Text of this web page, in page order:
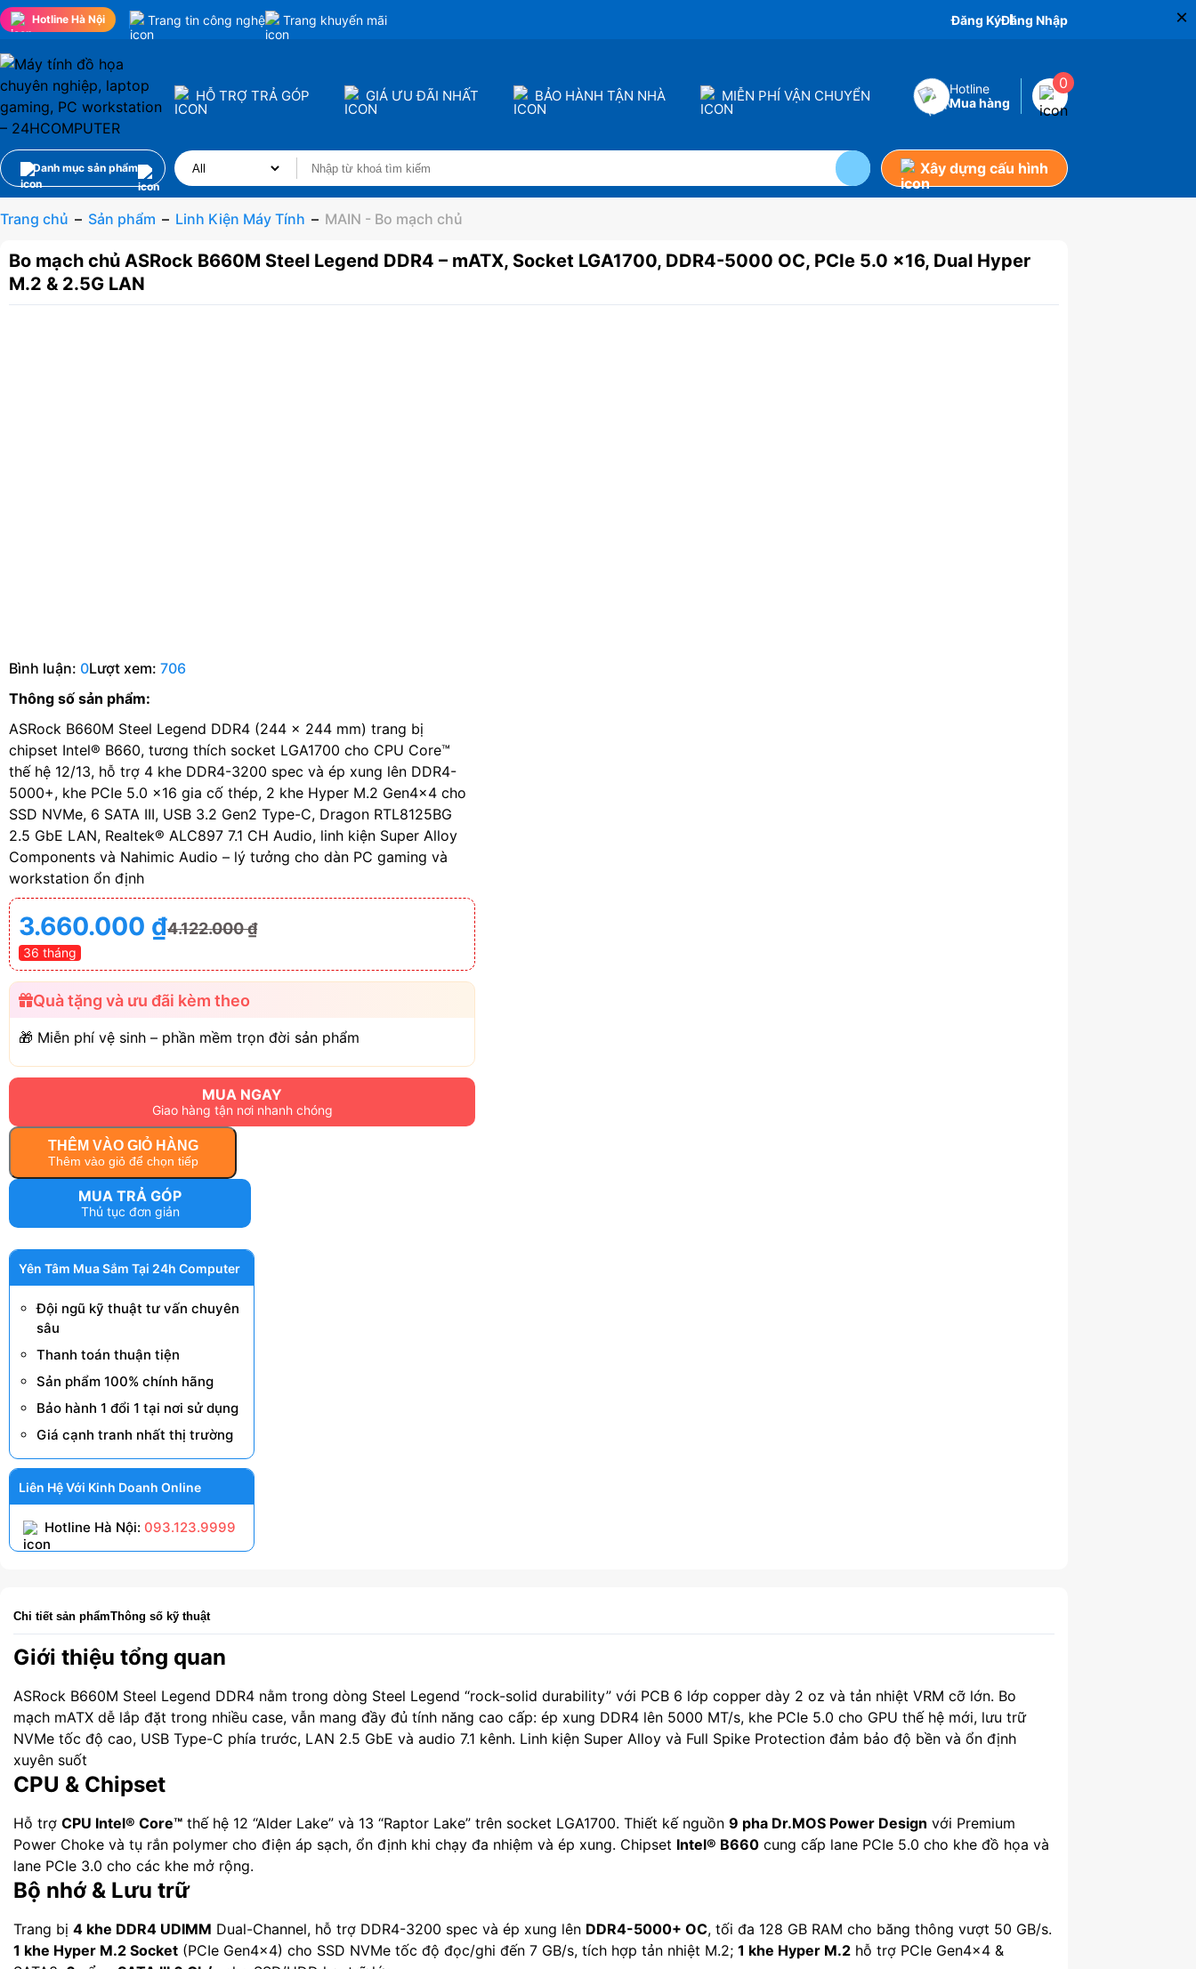
Hotline Hà Nội Trang tin công nghệ Trang khuyến mãi Đăng KýĐăng Nhập
HỖ TRỢ TRẢ GÓP GIÁ ƯU ĐÃI NHẤT BẢO HÀNH TẬN NHÀ MIỄN PHÍ VẬN CHUYỂN
Hotline
Mua hàng
0
Danh mục sản phẩm Xây dựng cấu hình
Trang chủ – Sản phẩm – Linh Kiện Máy Tính – MAIN - Bo mạch chủ
Bo mạch chủ ASRock B660M Steel Legend DDR4 – mATX, Socket LGA1700, DDR4-5000 OC, PCIe 5.0 x16, Dual Hyper
M.2 & 2.5G LAN
Bình luận: 0Lượt xem: 706
Thông số sản phẩm:
ASRock B660M Steel Legend DDR4 (244 × 244 mm) trang bị
chipset Intel® B660, tương thích socket LGA1700 cho CPU Core™
thế hệ 12/13, hỗ trợ 4 khe DDR4-3200 spec và ép xung lên DDR4-
5000+, khe PCIe 5.0 x16 gia cố thép, 2 khe Hyper M.2 Gen4×4 cho
SSD NVMe, 6 SATA III, USB 3.2 Gen2 Type-C, Dragon RTL8125BG
2.5 GbE LAN, Realtek® ALC897 7.1 CH Audio, linh kiện Super Alloy
Components và Nahimic Audio – lý tưởng cho dàn PC gaming và
workstation ổn định
4.122.000₫
3.660.000 ₫
36 tháng
Quà tặng và ưu đãi kèm theo
🎁 Miễn phí vệ sinh – phần mềm trọn đời sản phẩm
MUA NGAY
Giao hàng tận nơi nhanh chóng
THÊM VÀO GIỎ HÀNG
Thêm vào giỏ để chọn tiếp
MUA TRẢ GÓP
Thủ tục đơn giản
Yên Tâm Mua Sắm Tại 24h Computer
Đội ngũ kỹ thuật tư vấn chuyên
sâu
Thanh toán thuận tiện
Sản phẩm 100% chính hãng
Bảo hành 1 đổi 1 tại nơi sử dụng
Giá cạnh tranh nhất thị trường
Liên Hệ Với Kinh Doanh Online
Hotline Hà Nội: 093.123.9999
Chi tiết sản phẩmThông số kỹ thuật
Giới thiệu tổng quan
ASRock B660M Steel Legend DDR4 nằm trong dòng Steel Legend “rock-solid durability” với PCB 6 lớp copper dày 2 oz và tản nhiệt VRM cỡ lớn. Bo
mạch mATX dễ lắp đặt trong nhiều case, vẫn mang đầy đủ tính năng cao cấp: ép xung DDR4 lên 5000 MT/s, khe PCIe 5.0 cho GPU thế hệ mới, lưu trữ
NVMe tốc độ cao, USB Type-C phía trước, LAN 2.5 GbE và audio 7.1 kênh. Linh kiện Super Alloy và Full Spike Protection đảm bảo độ bền và ổn định
xuyên suốt
CPU & Chipset
Hỗ trợ CPU Intel® Core™ thế hệ 12 “Alder Lake” và 13 “Raptor Lake” trên socket LGA1700. Thiết kế nguồn 9 pha Dr.MOS Power Design với Premium
Power Choke và tụ rắn polymer cho điện áp sạch, ổn định khi chạy đa nhiệm và ép xung. Chipset Intel® B660 cung cấp lane PCIe 5.0 cho khe đồ họa và
lane PCIe 3.0 cho các khe mở rộng.
Bộ nhớ & Lưu trữ
Trang bị 4 khe DDR4 UDIMM Dual-Channel, hỗ trợ DDR4-3200 spec và ép xung lên DDR4-5000+ OC, tối đa 128 GB RAM cho băng thông vượt 50 GB/s.
1 khe Hyper M.2 Socket (PCIe Gen4×4) cho SSD NVMe tốc độ đọc/ghi đến 7 GB/s, tích hợp tản nhiệt M.2; 1 khe Hyper M.2 hỗ trợ PCIe Gen4×4 &
×